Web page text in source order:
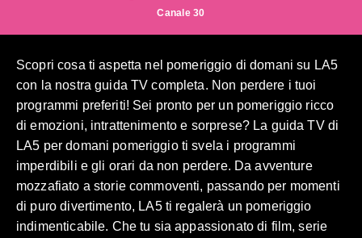
Canale 30
Scopri cosa ti aspetta nel pomeriggio di domani su LA5
con la nostra guida TV completa. Non perdere i tuoi
programmi preferiti! Sei pronto per un pomeriggio ricco
di emozioni, intrattenimento e sorprese? La guida TV di
LA5 per domani pomeriggio ti svela i programmi
imperdibili e gli orari da non perdere. Da avventure
mozzafiato a storie commoventi, passando per momenti
di puro divertimento, LA5 ti regalerà un pomeriggio
indimenticabile. Che tu sia appassionato di film, serie